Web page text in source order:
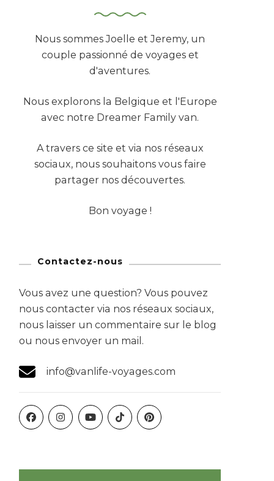
Nous sommes Joelle et Jeremy, un
couple passionné de voyages et
d'aventures.
Nous explorons la Belgique et l'Europe
avec notre Dreamer Family van.
A travers ce site et via nos réseaux
sociaux, nous souhaitons vous faire
partager nos découvertes.
Bon voyage !
Contactez-nous
Vous avez une question? Vous pouvez
nous contacter via nos réseaux sociaux,
nous laisser un commentaire sur le blog
ou nous envoyer un mail.
info@vanlife-voyages.com